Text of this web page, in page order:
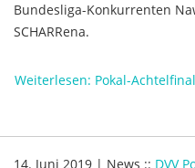
Bundesliga-Konkurrenten
SCHARRena.
Weiterlesen: Pokal-
14. Juni 2019 | News :: DVV